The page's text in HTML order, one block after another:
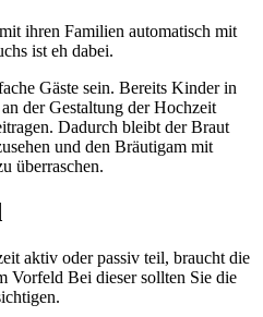
mit ihren Familien automatisch mit
ist eh dabei.
Gäste sein. Bereits Kinder in
der Gestaltung der Hochzeit
Dadurch bleibt der Braut
und den Bräutigam mit
überraschen.
aktiv oder passiv teil, braucht die
Vorfeld Bei dieser sollten Sie die